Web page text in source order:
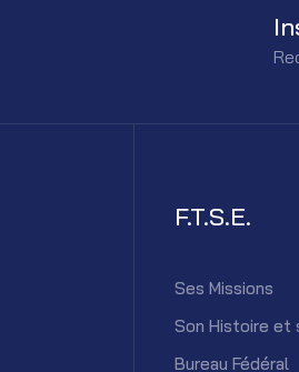
F.T.S.E.
Ses Missions
Son Histoire et
Bureau Fédéral